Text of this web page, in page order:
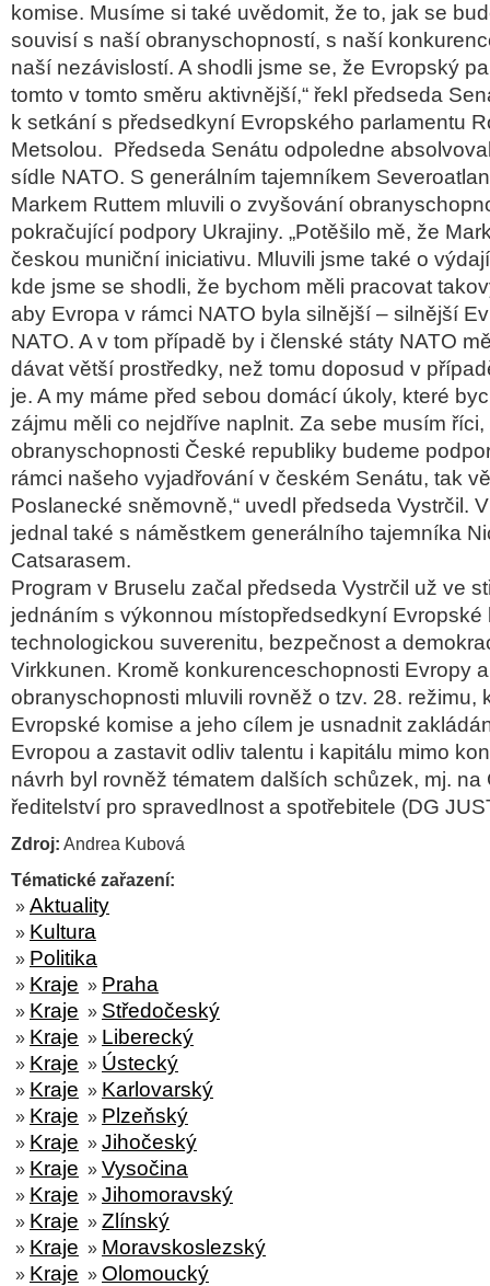
komise. Musíme si také uvědomit, že to, jak se
souvisí s naší obranyschopností, s naší
naší nezávislostí. A shodli jsme se, že Evropský
tomto v tomto směru aktivnější,“ řekl předseda
k setkání s předsedkyní Evropského parlamentu
Metsolou. Předseda Senátu odpoledne
sídle NATO. S generálním tajemníkem
Markem Ruttem mluvili o zvyšování
pokračující podpory Ukrajiny. „Potěšilo mě, že
českou muniční iniciativu. Mluvili jsme také o
kde jsme se shodli, že bychom měli pracovat
aby Evropa v rámci NATO byla silnější – silnější
NATO. A v tom případě by i členské státy NATO
dávat větší prostředky, než tomu doposud v
je. A my máme před sebou domácí úkoly, které
zájmu měli co nejdříve naplnit. Za sebe musím
obranyschopnosti České republiky budeme
rámci našeho vyjadřování v českém Senátu, tak
Poslanecké sněmovně,“ uvedl předseda Vystrčil.
jednal také s náměstkem generálního tajemníka
Catsarasem.
Program v Bruselu začal předseda Vystrčil už ve
jednáním s výkonnou místopředsedkyní Evropské
technologickou suverenitu, bezpečnost a
Virkkunen. Kromě konkurenceschopnosti Evropy a
obranyschopnosti mluvili rovněž o tzv. 28. režimu,
Evropské komise a jeho cílem je usnadnit
Evropou a zastavit odliv talentu i kapitálu mimo
návrh byl rovněž tématem dalších schůzek, mj. na
ředitelství pro spravedlnost a spotřebitele (DG
Zdroj: Andrea Kubová
Tématické zařazení:
» Aktuality
» Kultura
» Politika
» Kraje » Praha
» Kraje » Středočeský
» Kraje » Liberecký
» Kraje » Ústecký
» Kraje » Karlovarský
» Kraje » Plzeňský
» Kraje » Jihočeský
» Kraje » Vysočina
» Kraje » Jihomoravský
» Kraje » Zlínský
» Kraje » Moravskoslezský
» Kraje » Olomoucký